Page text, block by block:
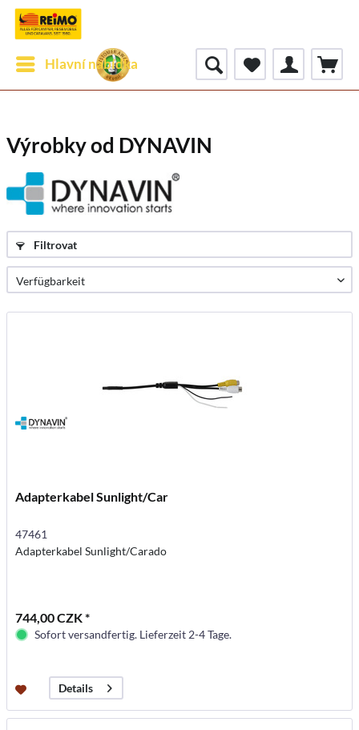
Hlavní nabídka
Výrobky od DYNAVIN
Filtrovat
Adapterkabel Sunlight/Car
47461
Adapterkabel Sunlight/Carado
744,00 CZK *
Sofort versandfertig. Lieferzeit 2-4 Tage.
Details